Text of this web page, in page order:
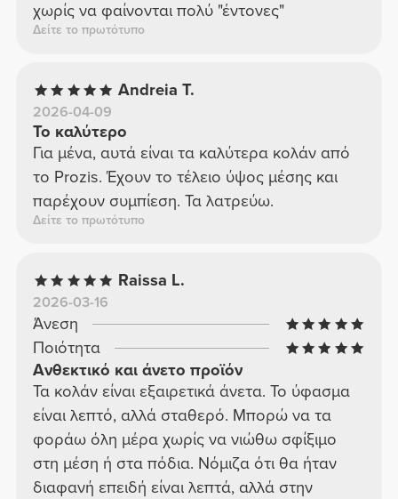
χωρίς να φαίνονται πολύ "έντονες"
Δείτε το πρωτότυπο
Andreia T.
2026-04-09
Το καλύτερο
Για μένα, αυτά είναι τα καλύτερα κολάν από
το Prozis. Έχουν το τέλειο ύψος μέσης και
παρέχουν συμπίεση. Τα λατρεύω.
Δείτε το πρωτότυπο
Raissa L.
2026-03-16
Άνεση
Ποιότητα
Ανθεκτικό και άνετο προϊόν
Τα κολάν είναι εξαιρετικά άνετα. Το ύφασμα
είναι λεπτό, αλλά σταθερό. Μπορώ να τα
φοράω όλη μέρα χωρίς να νιώθω σφίξιμο
στη μέση ή στα πόδια. Νόμιζα ότι θα ήταν
διαφανή επειδή είναι λεπτά, αλλά στην